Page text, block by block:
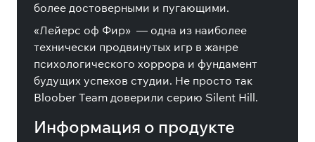
более достоверными и пугающими.
«Лейерс оф Фир» — одна из наиболее
технически продвинутых игр в жанре
психологического хоррора и фундамент
будущих успехов студии. Не просто так
Bloober Team доверили серию Silent Hill.
Информация о продукте